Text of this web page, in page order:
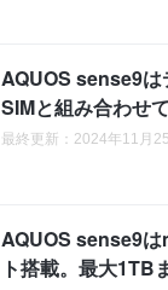
AQUOS sense9は
SIMと組み合わせ
最終更新：2024年11月
AQUOS sense9
ト搭載。最大1TB